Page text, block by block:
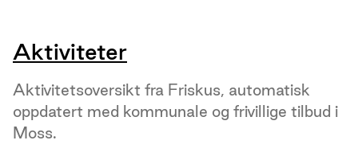
Aktiviteter
Aktivitetsoversikt fra Friskus, automatisk
oppdatert med kommunale og frivillige tilbud i
Moss.